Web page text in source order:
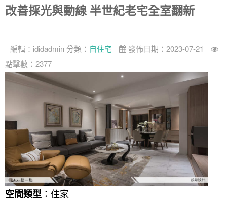
改善採光與動線 半世紀老宅全室翻新
編輯： ididadmin 分類： 自住宅
發佈日期：2023-07-21
點擊數：2377
空間類型 ：住家